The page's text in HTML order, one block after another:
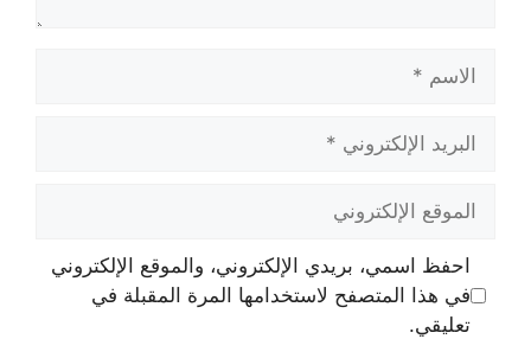
الاسم
البريد
الإلكتروني
الموقع
الإلكتروني
احفظ اسمي، بريدي الإلكتروني، والموقع الإلكتروني
في هذا المتصفح لاستخدامها المرة المقبلة في
تعليقي.